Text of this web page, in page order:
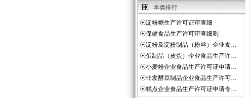
本类排行
☉淀粉糖生产许可证审查细
☉保健食品生产许可审查细则
☉淀粉及淀粉制品（粉丝）企业食…
☉蛋制品（皮蛋）企业食品生产许…
☉小麦粉企业食品生产许可证申请…
☉非发酵豆制品企业食品生产许可…
☉糕点企业食品生产许可证申请专…